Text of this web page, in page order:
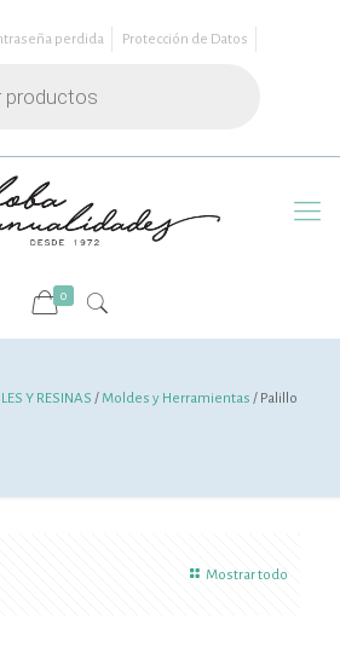
perdida
Protección de Datos
0
Y RESINAS /Moldes y Herramientas / Palillo
Mostrar todo